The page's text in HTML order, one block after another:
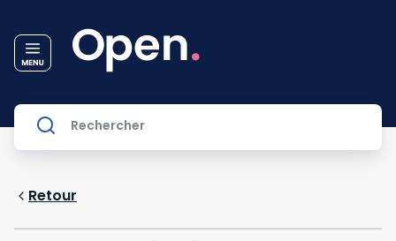
Retour